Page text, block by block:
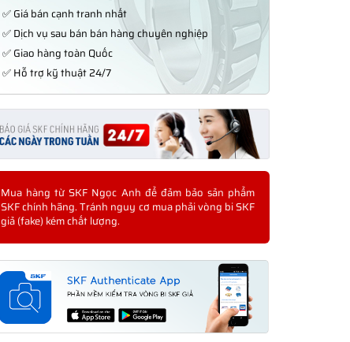
✅ Giá bán cạnh tranh nhất
✅ Dịch vụ sau bán bán hàng chuyên nghiệp
✅ Giao hàng toàn Quốc
✅ Hỗ trợ kỹ thuật 24/7
Mua hàng từ SKF Ngọc Anh để đảm bảo sản phẩm
SKF chính hãng. Tránh nguy cơ mua phải vòng bi SKF
giả (fake) kém chất lượng.